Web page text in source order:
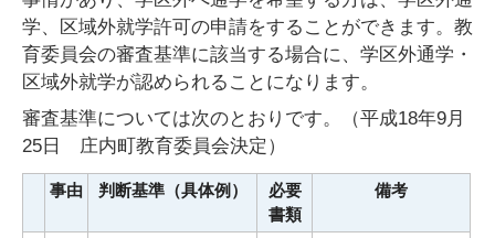
学、区域外就学許可の申請をすることができます。教
育委員会の審査基準に該当する場合に、学区外通学・
区域外就学が認められることになります。
審査基準については次のとおりです。（平成18年9月
25日 庄内町教育委員会決定）
事由 判断基準（具体例）
必要
書類
備考